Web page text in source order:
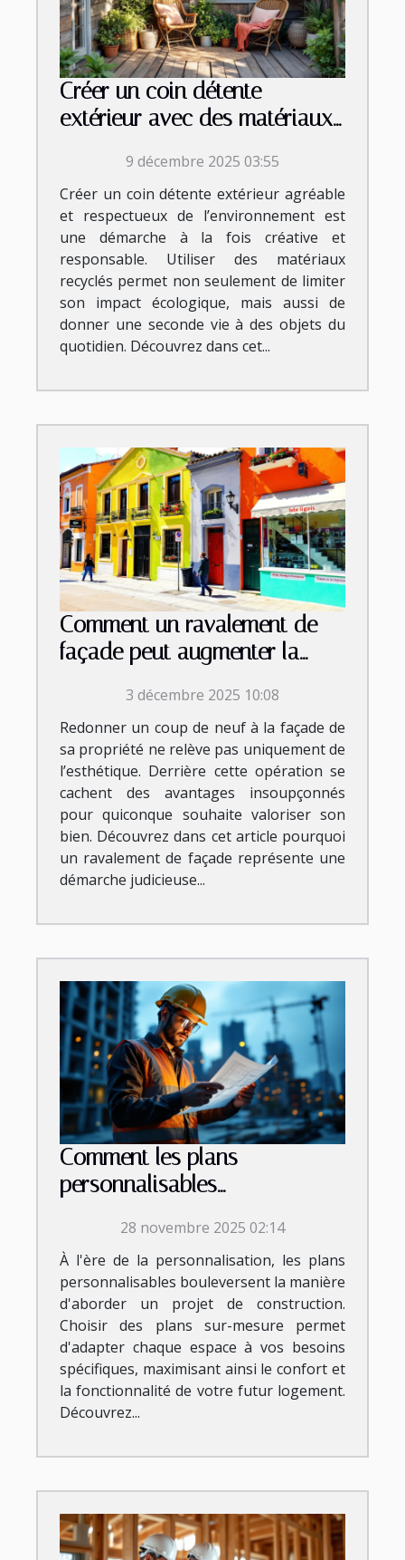
Créer un coin détente
extérieur avec des matériaux
9 décembre 2025 03:55
Créer un coin détente extérieur agréable
et respectueux de l’environnement est
une démarche à la fois créative et
responsable. Utiliser des matériaux
recyclés permet non seulement de limiter
son impact écologique, mais aussi de
donner une seconde vie à des objets du
quotidien. Découvrez dans cet...
Comment un ravalement de
façade peut augmenter la
3 décembre 2025 10:08
Redonner un coup de neuf à la façade de
sa propriété ne relève pas uniquement de
l’esthétique. Derrière cette opération se
cachent des avantages insoupçonnés
pour quiconque souhaite valoriser son
bien. Découvrez dans cet article pourquoi
un ravalement de façade représente une
démarche judicieuse...
Comment les plans
personnalisables
de construction ?
28 novembre 2025 02:14
À l'ère de la personnalisation, les plans
personnalisables bouleversent la manière
d'aborder un projet de construction.
Choisir des plans sur-mesure permet
d'adapter chaque espace à vos besoins
spécifiques, maximisant ainsi le confort et
la fonctionnalité de votre futur logement.
Découvrez...